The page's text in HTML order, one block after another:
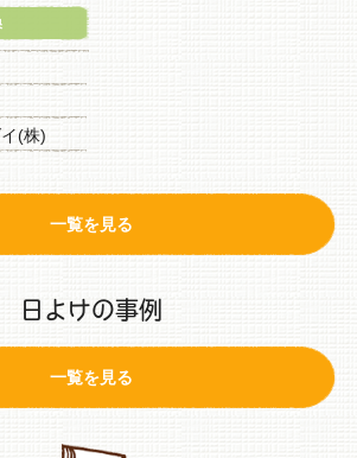
(株)
一覧を見る
日よけの事例
一覧を見る